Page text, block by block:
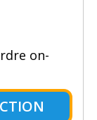
on-